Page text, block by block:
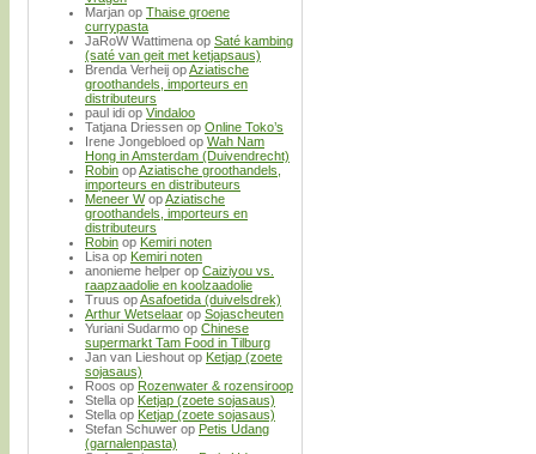
Marjan op Thaise groene
currypasta
JaRoW Wattimena op Saté kambing
(saté van geit met ketjapsaus)
Brenda Verheij opAziatische
groothandels, importeurs en
distributeurs
paul idi op Vindaloo
Tatjana Driessen op Online Toko’s
Irene Jongebloed op Wah Nam
Hong in Amsterdam (Duivendrecht)
Robin opAziatische groothandels,
importeurs en distributeurs
Meneer WopAziatische
groothandels, importeurs en
distributeurs
Robin op Kemiri noten
Lisa op Kemiri noten
anonieme helper op Caiziyou vs.
raapzaadolie en koolzaadolie
Truus opAsafoetida (duivelsdrek)
Arthur Wetselaar op Sojascheuten
Yuriani Sudarmo op Chinese
supermarkt Tam Food in Tilburg
Jan van Lieshout op Ketjap (zoete
sojasaus)
Roos op Rozenwater & rozensiroop
Stella op Ketjap (zoete sojasaus)
Stella op Ketjap (zoete sojasaus)
Stefan Schuwer op Petis Udang
(garnalenpasta)